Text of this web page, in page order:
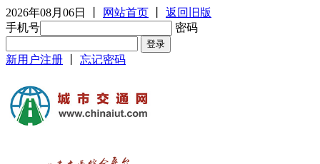
2026年08月06日 网站首页
返回旧版
手机号
密码
新用户注册 忘记密码